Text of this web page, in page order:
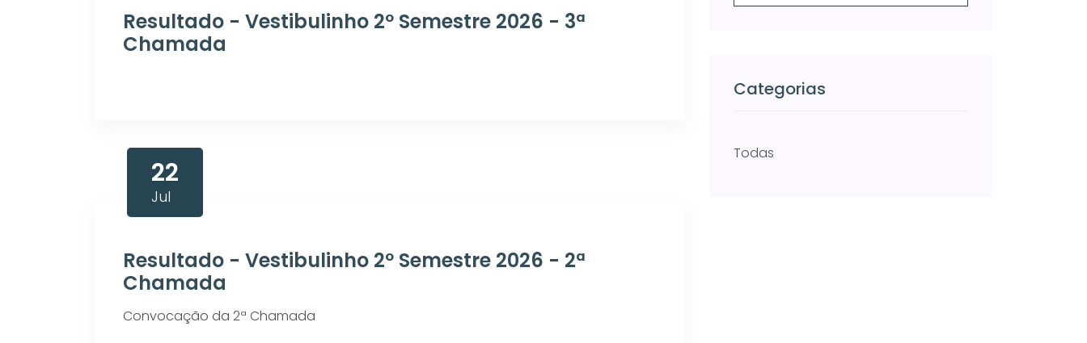
Resultado - Vestibulinho 2º Semestre 2026 - 3ª
Chamada
22
Jul
Resultado - Vestibulinho 2º Semestre 2026 - 2ª
Chamada
Convocação da 2ª Chamada
Categorias
Todas